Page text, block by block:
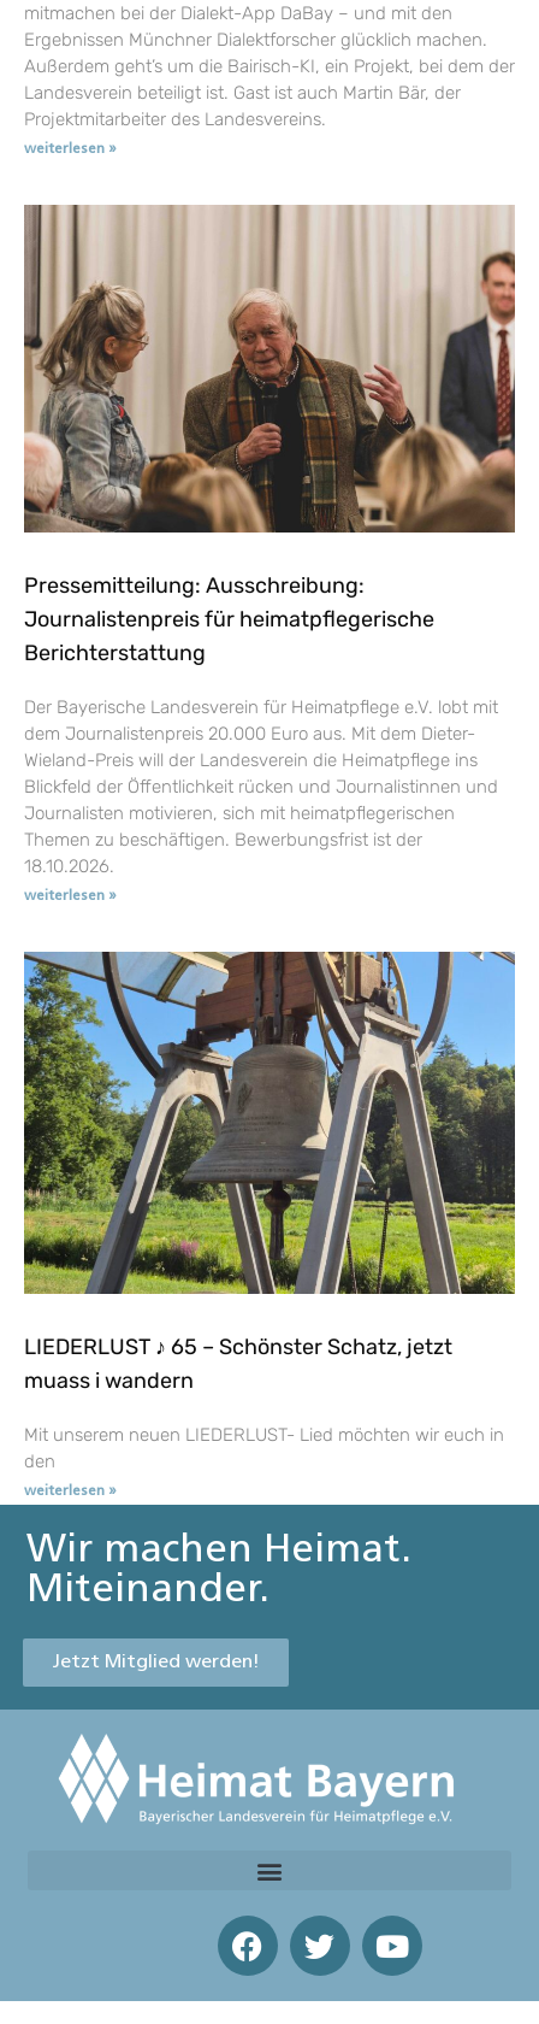
mitmachen bei der Dialekt-App DaBay – und mit den
Ergebnissen Münchner Dialektforscher glücklich machen.
Außerdem geht’s um die Bairisch-KI, ein Projekt, bei dem der
Landesverein beteiligt ist. Gast ist auch Martin Bär, der
Projektmitarbeiter des Landesvereins.
weiterlesen »
Pressemitteilung: Ausschreibung:
Journalistenpreis für heimatpflegerische
Berichterstattung
Der Bayerische Landesverein für Heimatpflege e.V. lobt mit
dem Journalistenpreis 20.000 Euro aus. Mit dem Dieter-
Wieland-Preis will der Landesverein die Heimatpflege ins
Blickfeld der Öffentlichkeit rücken und Journalistinnen und
Journalisten motivieren, sich mit heimatpflegerischen
Themen zu beschäftigen. Bewerbungsfrist ist der
18.10.2026.
weiterlesen »
LIEDERLUST ♪ 65 – Schönster Schatz, jetzt
muass i wandern
Mit unserem neuen LIEDERLUST- Lied möchten wir euch in
den
weiterlesen »
Wir machen Heimat.
Miteinander.
Jetzt Mitglied werden!